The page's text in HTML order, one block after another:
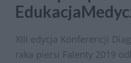
XIII edycja Konferencji
raka piersi Falenty 2019